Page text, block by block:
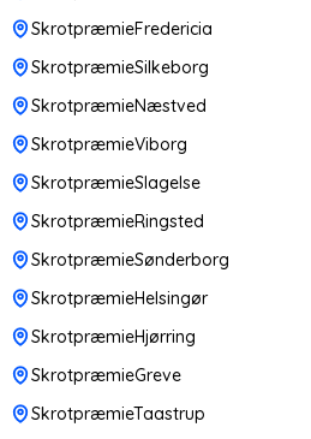
SkrotpræmieFredericia
SkrotpræmieSilkeborg
SkrotpræmieNæstved
SkrotpræmieViborg
SkrotpræmieSlagelse
SkrotpræmieRingsted
SkrotpræmieSønderborg
SkrotpræmieHelsingør
SkrotpræmieHjørring
SkrotpræmieGreve
SkrotpræmieTaastrup